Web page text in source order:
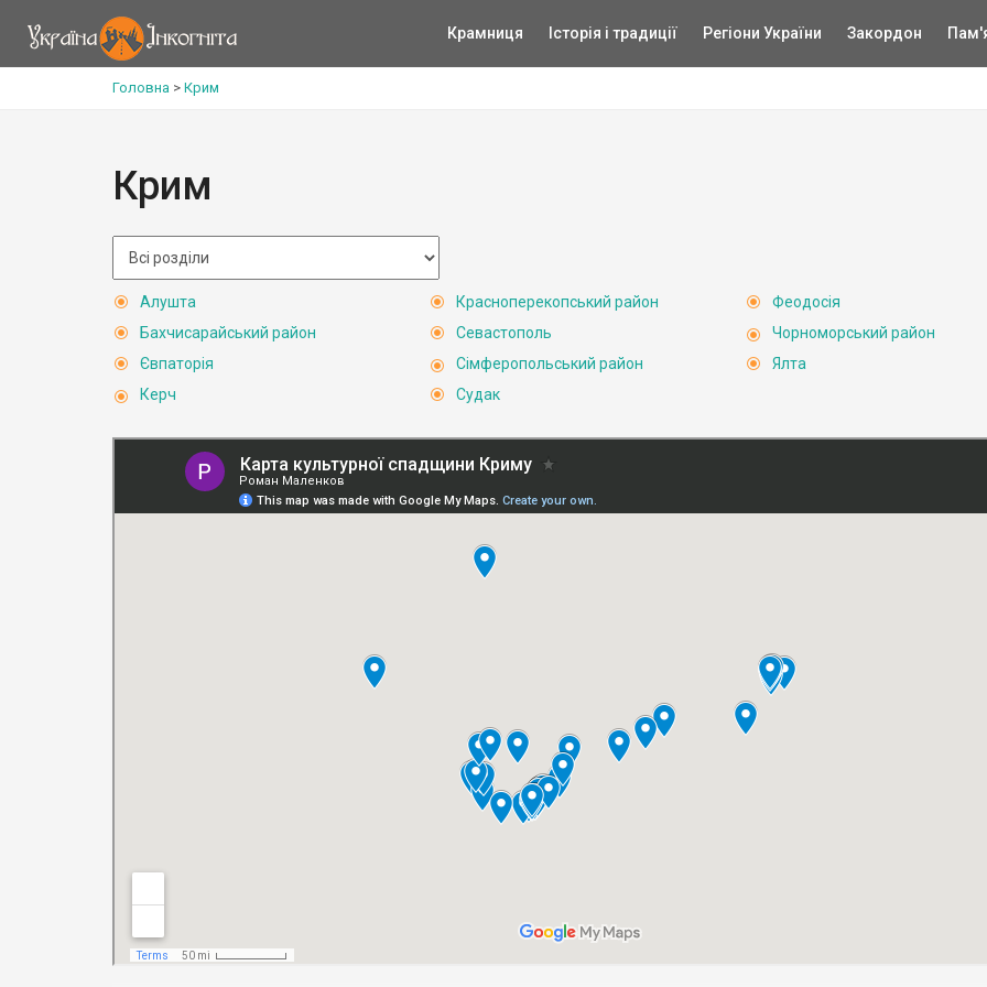
Крамниця Історія і традиції Регіони України Закордон
Головна > Крим
Крим
Алушта
Бахчисарайський район
Євпаторія
Керч
Красноперекопський район
Севастополь
Сімферопольський район
Судак
Феодосія
Чорноморський район
Ялта